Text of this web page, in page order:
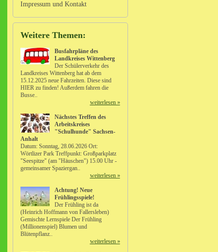
Impressum und Kontakt
Weitere Themen:
Busfahrpläne des
Landkreises Wittenberg
Der Schülerverkehr des
Landkreises Wittenberg hat ab dem
15.12.2025 neue Fahrzeiten. Diese sind
HIER zu finden! Außerdem fahren die
Busse..
weiterlesen »
Nächstes Treffen des
Arbeitskreises
"Schulhunde" Sachsen-
Anhalt
Datum: Sonntag, 28.06.2026 Ort:
Wörtlizer Park Treffpunkt: Großparkplatz
"Seespitze" (am "Häuschen") 15.00 Uhr -
gemeinsamer Spaziergan..
weiterlesen »
Achtung! Neue
Frühlingsspiele!
Der Frühling ist da
(Heinrich Hoffmann von Fallersleben)
Gemischte Lernspiele Der Frühling
(Millionenspiel) Blumen und
Blütenpflanz..
weiterlesen »